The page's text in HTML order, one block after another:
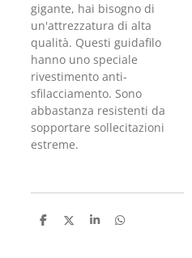
gigante, hai bisogno di
un'attrezzatura di alta
qualità. Questi guidafilo
hanno uno speciale
rivestimento anti-
sfilacciamento. Sono
abbastanza resistenti da
sopportare sollecitazioni
estreme.
C
C
C
C